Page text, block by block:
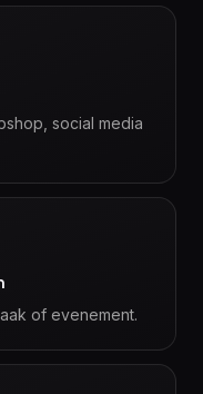
social media
of evenement.